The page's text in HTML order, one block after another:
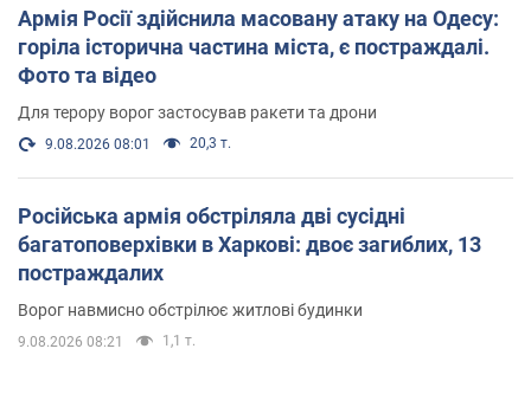
Армія Росії здійснила масовану атаку на Одесу:
горіла історична частина міста, є постраждалі.
Фото та відео
Для терору ворог застосував ракети та дрони
9.08.2026 08:01 20,3 т.
Російська армія обстріляла дві сусідні
багатоповерхівки в Харкові: двоє загиблих, 13
постраждалих
Ворог навмисно обстрілює житлові будинки
9.08.2026 08:21 1,1 т.